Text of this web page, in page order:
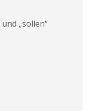
„sollen“